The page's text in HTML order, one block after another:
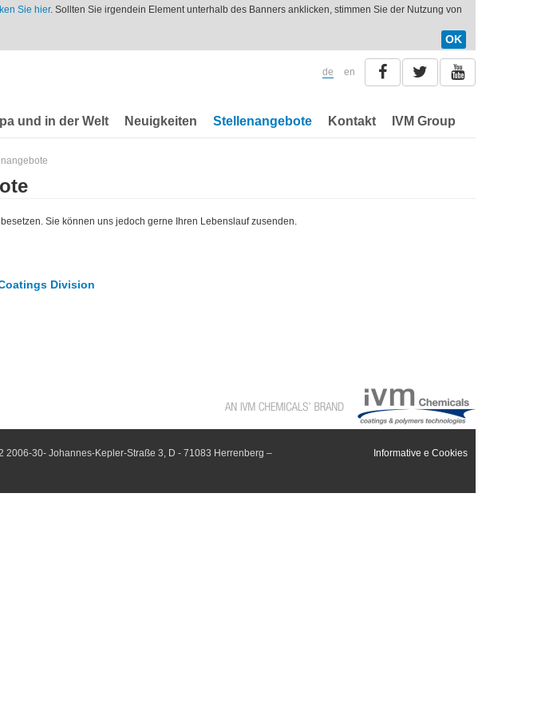
Sie hier. Sollten Sie irgendein Element unterhalb des Banners anklicken, stimmen Sie der Nutzung von
OK
de en
und in der Welt Neuigkeiten Stellenangebote Kontakt IVM Group
Sie können uns jedoch gerne Ihren Lebenslauf zusenden.
Division
2006-30- Johannes-Kepler-Straße 3, D - 71083 Herrenberg –
Informative e Cookies